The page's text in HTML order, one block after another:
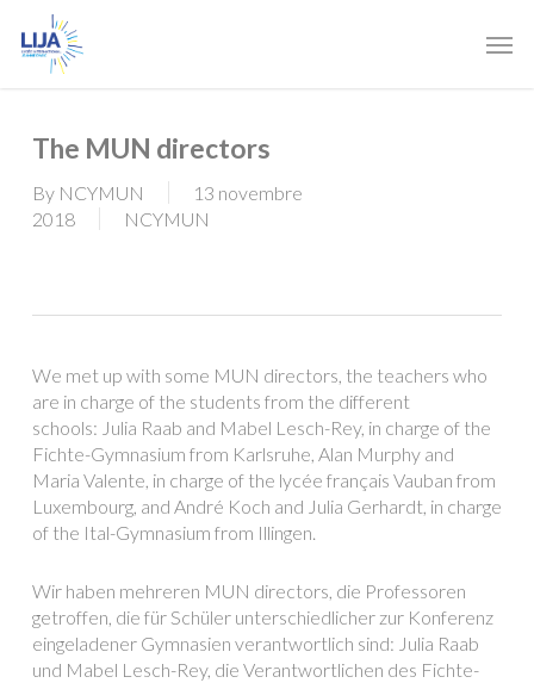
main
The MUN directors
By NCYMUN
13 novembre
2018
NCYMUN
We met up with some MUN directors, the teachers who
are in charge of the students from the different
schools: Julia Raab and Mabel Lesch-Rey, in charge of the
Fichte-Gymnasium from Karlsruhe, Alan Murphy and
Maria Valente, in charge of the lycée français Vauban from
Luxembourg, and André Koch and Julia Gerhardt, in charge
of the Ital-Gymnasium from Illingen.
Wir haben mehreren MUN directors, die Professoren
getroffen, die für Schüler unterschiedlicher zur Konferenz
eingeladener Gymnasien verantwortlich sind: Julia Raab
und Mabel Lesch-Rey, die Verantwortlichen des Fichte-